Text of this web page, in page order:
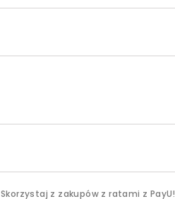
Skorzystaj z zakupów z ratami z PayU!